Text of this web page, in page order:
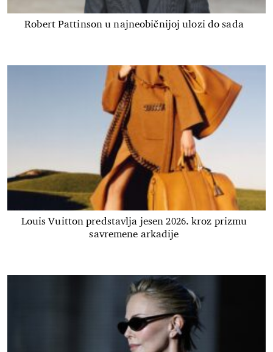
Robert Pattinson u najneobičnijoj ulozi do sada
Louis Vuitton predstavlja jesen 2026. kroz prizmu
savremene arkadije